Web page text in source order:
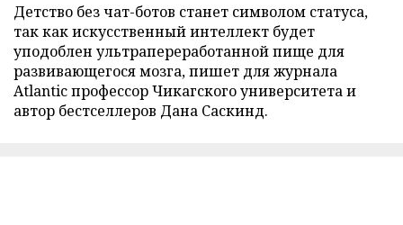
Детство без чат-ботов станет символом статуса,
так как искусственный интеллект будет
уподоблен ультрапереработанной пище для
развивающегося мозга, пишет для журнала
Atlantic профессор Чикагского университета и
автор бестселлеров Дана Саскинд.